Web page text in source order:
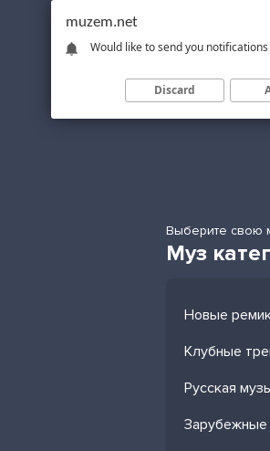
Выберите свою
Муз
Новые
Клубные
Русская
Зарубежные
muzem.net
Would like to send you notifications
Discard